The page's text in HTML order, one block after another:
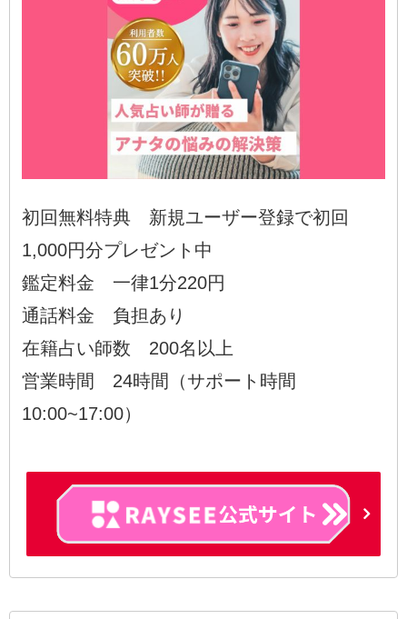
初回無料特典 新規ユーザー登録で初回
1,000円分プレゼント中
鑑定料金 一律1分220円
通話料金 負担あり
在籍占い師数 200名以上
営業時間 24時間（サポート時間
10:00~17:00）